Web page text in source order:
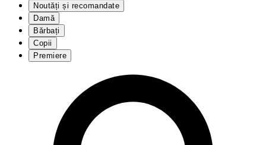
Noutăți și recomandate
Damă
Bărbați
Copii
Premiere